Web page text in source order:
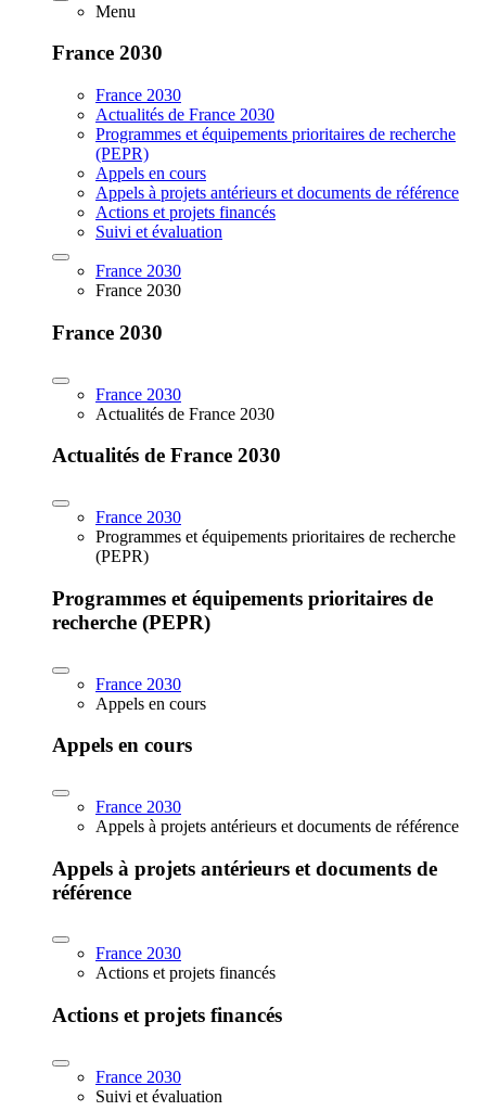
Menu
France 2030
France 2030
Actualités de France 2030
Programmes et équipements prioritaires de recherche
(PEPR)
Appels en cours
Appels à projets antérieurs et documents de référence
Actions et projets financés
Suivi et évaluation
France 2030
France 2030
France 2030
France 2030
Actualités de France 2030
Actualités de France 2030
France 2030
Programmes et équipements prioritaires de recherche
(PEPR)
Programmes et équipements prioritaires de
recherche (PEPR)
France 2030
Appels en cours
Appels en cours
France 2030
Appels à projets antérieurs et documents de référence
Appels à projets antérieurs et documents de
référence
France 2030
Actions et projets financés
Actions et projets financés
France 2030
Suivi et évaluation